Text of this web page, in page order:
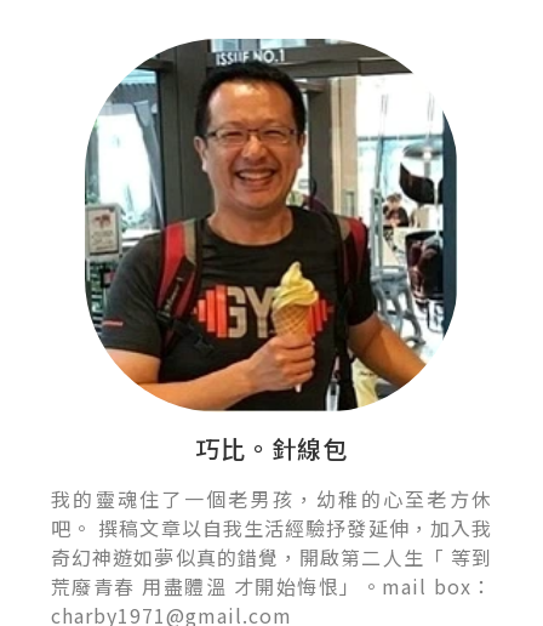
巧比。針線包
我的靈魂住了一個老男孩，幼稚的心至老方休
吧。 撰稿文章以自我生活經驗抒發延伸，加入我
奇幻神遊如夢似真的錯覺，開啟第二人生「 等到
荒廢青春 用盡體溫 才開始悔恨」。mail box：
charby1971@gmail.com